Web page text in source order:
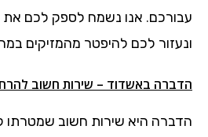
עבורכם. אנו נשמח לספק לכם את
ונעזור לכם להיפטר מהמזיקים
הדברה באשדוד – שירות חשוב
הדברה היא שירות חשוב שמטרתו